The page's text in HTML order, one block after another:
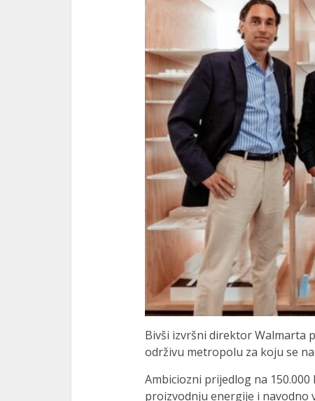
Bivši izvršni direktor Walmarta
održivu metropolu za koju se
Ambiciozni prijedlog na
proizvodnju energije i